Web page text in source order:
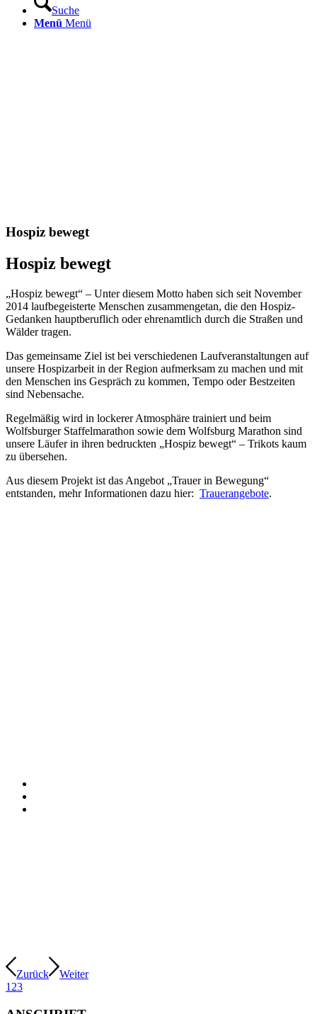
Suche
Menü Menü
Hospiz bewegt
Hospiz bewegt
„Hospiz bewegt“ – Unter diesem Motto haben sich seit November
2014 laufbegeisterte Menschen zusammengetan, die den Hospiz-
Gedanken hauptberuflich oder ehrenamtlich durch die Straßen und
Wälder tragen.
Das gemeinsame Ziel ist bei verschiedenen Laufveranstaltungen auf
unsere Hospizarbeit in der Region aufmerksam zu machen und mit
den Menschen ins Gespräch zu kommen, Tempo oder Bestzeiten
sind Nebensache.
Regelmäßig wird in lockerer Atmosphäre trainiert und beim
Wolfsburger Staffelmarathon sowie dem Wolfsburg Marathon sind
unsere Läufer in ihren bedruckten „Hospiz bewegt“ – Trikots kaum
zu übersehen.
Aus diesem Projekt ist das Angebot „Trauer in Bewegung“
entstanden, mehr Informationen dazu hier: Trauerangebote.
Zurück
Weiter
1 23